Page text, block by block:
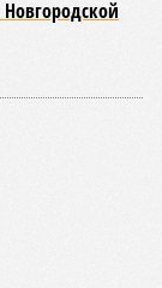
затем 97%, с
ошибок) –
графика
работ.